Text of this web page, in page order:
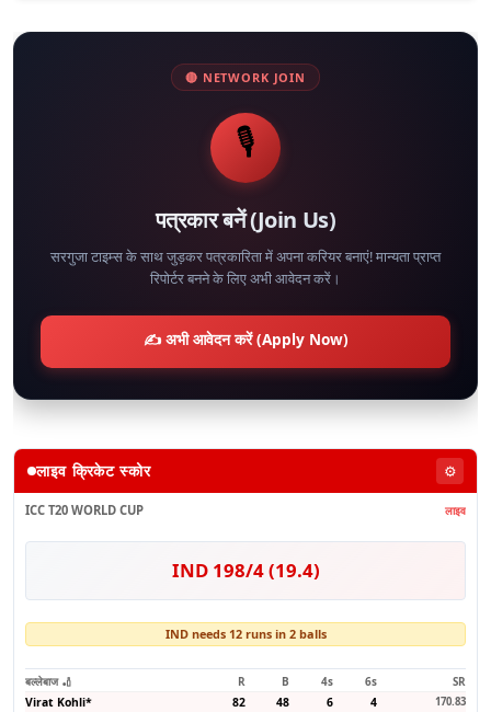
🔴 NETWORK JOIN
🎙️
पत्रकार बनें (Join Us)
सरगुजा टाइम्स के साथ जुड़कर पत्रकारिता में अपना करियर बनाएं! मान्यता प्राप्त
रिपोर्टर बनने के लिए अभी आवेदन करें।
✍️ अभी आवेदन करें (Apply Now)
लाइव क्रिकेट स्कोर ⚙️
ICC T20 WORLD CUP लाइव
IND 198/4 (19.4)
IND needs 12 runs in 2 balls
बल्लेबाज 🏏 R B 4s 6s
SR
Virat Kohli* 82 48 6 4 170.83